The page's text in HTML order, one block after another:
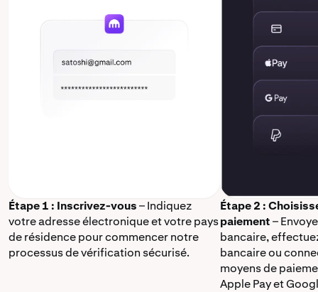
Étape 1 : Inscrivez-vous– Indiquez
votre adresse électronique et votre pays
de résidence pour commencer notre
processus de vérification sécurisé.
Étape 2 :
paiement–
bancaire,
bancaire ou
moyens de
Apple Pay et